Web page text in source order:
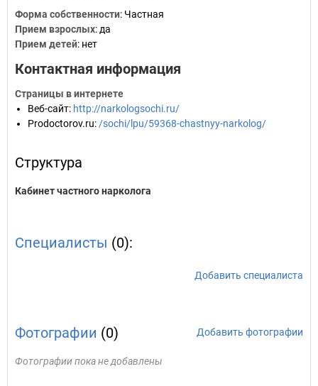
Форма собственности: Частная
Прием взрослых: да
Прием детей: нет
Контактная информация
Страницы в интернете
Веб-сайт: http://narkologsochi.ru/
Prodoctorov.ru: /sochi/lpu/59368-chastnyy-narkolog/
Структура
Кабинет частного нарколога
Специалисты (0):
Добавить специалиста
Фотографии (0) Добавить фотографии
Фотографии пока не добавлены